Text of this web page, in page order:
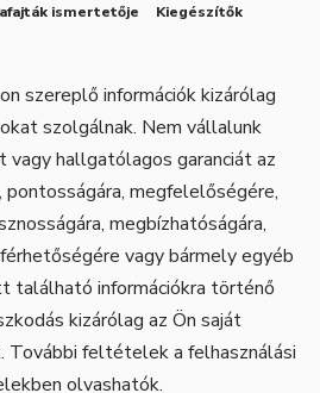
ismertetője Kiegészítők
szereplő információk kizárólag
szolgálnak. Nem vállalunk
hallgatólagos garanciát az
megfelelőségére,
megbízhatóságára,
vagy bármely egyéb
található információkra történő
kizárólag az Ön saját
feltételek a felhasználási
olvashatók.